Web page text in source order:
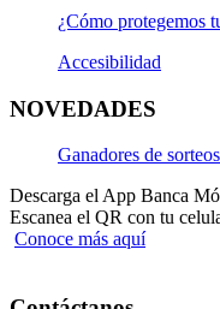
¿Cómo protegemos
Accesibilidad
NOVEDADES
Ganadores de
Descarga el App Banca
Escanea el QR con tu
Conoce más aquí